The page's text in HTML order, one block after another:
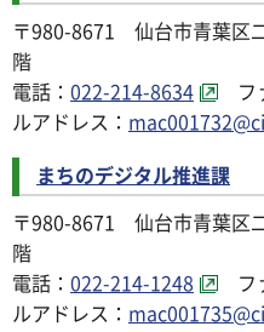
〒980-8671 仙台市青葉区
階
電話： 022-214-8634
フ
ルアドレス：
まちのデジタル推進課
〒980-8671 仙台市青葉区
階
電話： 022-214-1248
フ
ルアドレス：